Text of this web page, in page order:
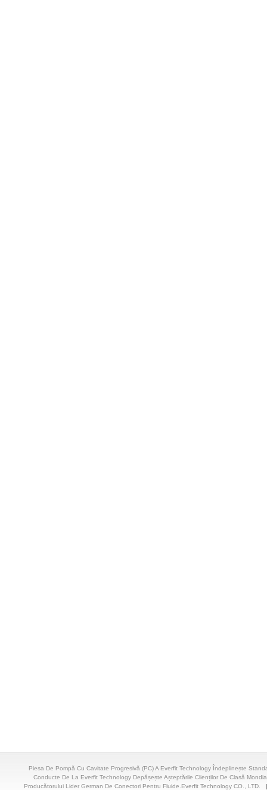
Piesa De Pompă Cu Cavitate Progresivă (PC) A Everfit Technology Îndeplinește
Conducte De La Everfit Technology Depășește Așteptările Clienților De Clasă
Producătorului Lider German De Conectori Pentru Fluide.Everfit Technology CO., LTD.